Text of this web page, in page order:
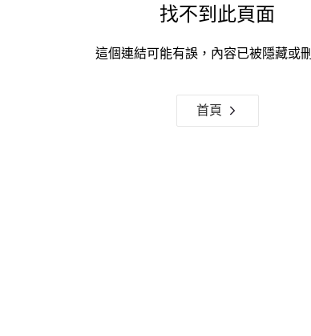
找不到此頁面
這個連結可能有誤，內容已被隱藏或
首頁